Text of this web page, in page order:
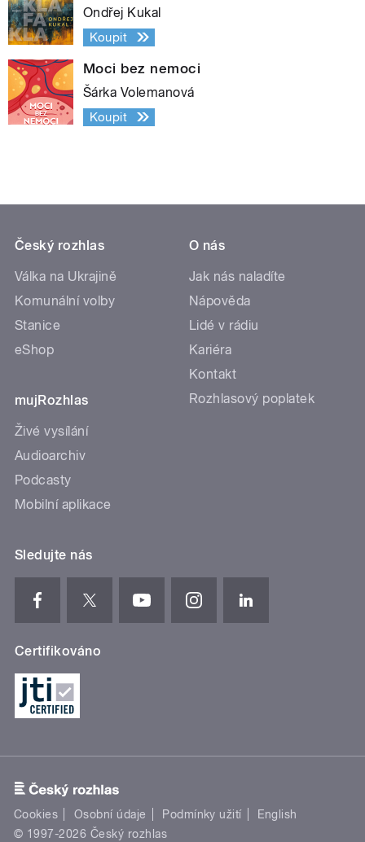
Ondřej Kukal
Koupit
Moci bez nemoci
Šárka Volemanová
Koupit
Český rozhlas
Válka na Ukrajině
Komunální volby
Stanice
eShop
mujRozhlas
Živé vysílání
Audioarchiv
Podcasty
Mobilní aplikace
O nás
Jak nás naladíte
Nápověda
Lidé v rádiu
Kariéra
Kontakt
Rozhlasový poplatek
Sledujte nás
Certifikováno
Cookies Osobní údaje Podmínky užití
English
© 1997-2026 Český rozhlas